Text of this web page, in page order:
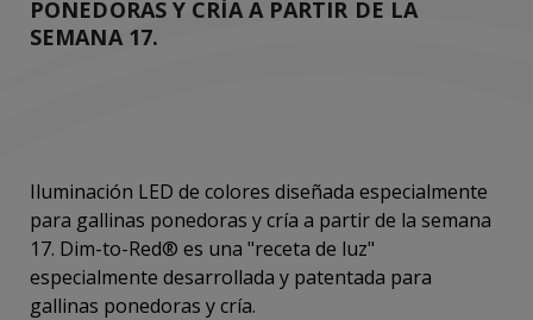
PONEDORAS Y CRÍA A PARTIR DE LA
SEMANA 17.
Iluminación LED de colores diseñada especialmente
para gallinas ponedoras y cría a partir de la semana
17. Dim-to-Red® es una "receta de luz"
especialmente desarrollada y patentada para
gallinas ponedoras y cría.